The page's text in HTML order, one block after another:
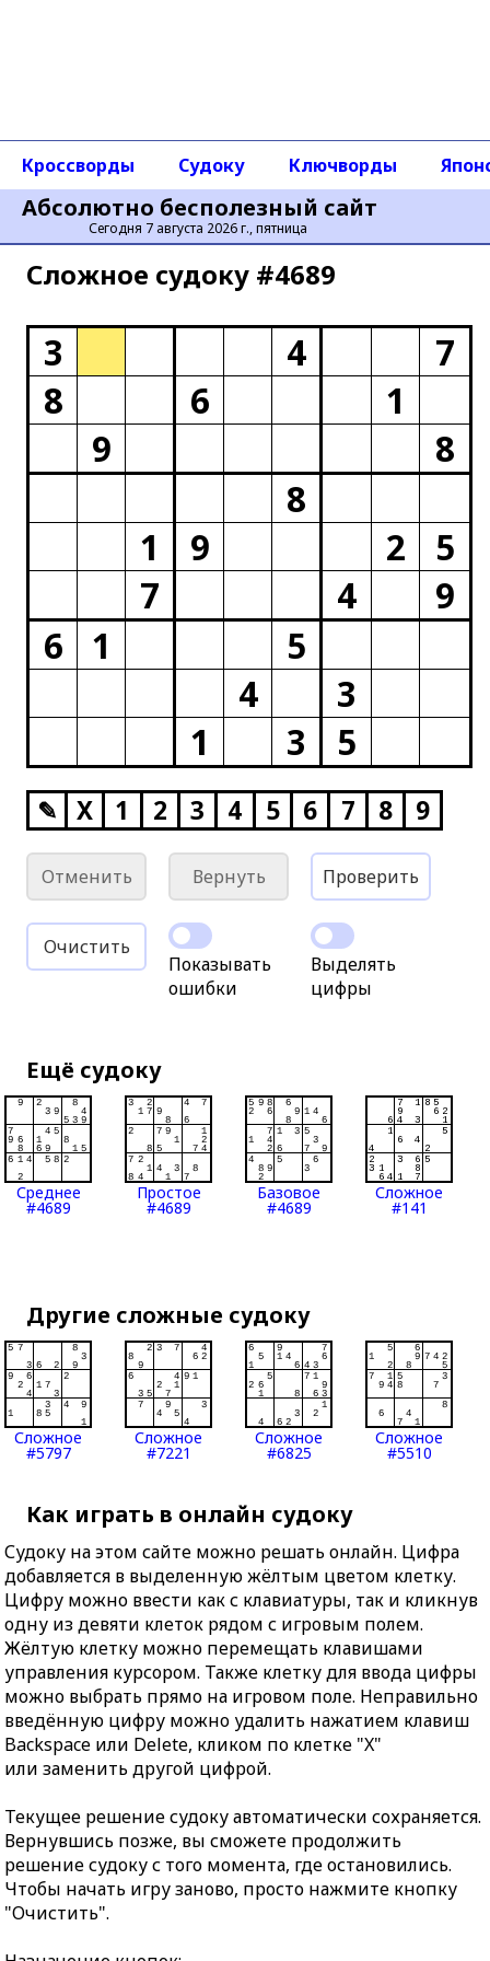
Абсолютно бесполезный сайт
Сегодня 7 августа 2026 г., пятница
Кроссворды Судоку Ключворды
Сложное cудоку #4689
3 4
7
8
6
1
9
8
8
1
9 2
5
7
4
9
6
1
5
4
3
1
3 5
✎ X 1 2 3 4 5 6 7 8 9
Отменить Вернуть Проверить
Очистить
Показывать
ошибки
Выделять
цифры
Ещё судоку
Среднее
#4689
Простое
#4689
Базовое
#4689
Сложное
#141
Другие сложные судоку
Сложное
#5797
Сложное
#7221
Сложное
#6825
Сложное
#5510
Как играть в онлайн судоку
Судоку на этом сайте можно решать онлайн. Цифра
добавляется в выделенную жёлтым цветом клетку.
Цифру можно ввести как с клавиатуры, так и кликнув
одну из девяти клеток рядом с игровым полем.
Жёлтую клетку можно перемещать клавишами
управления курсором. Также клетку для ввода цифры
можно выбрать прямо на игровом поле. Неправильно
введённую цифру можно удалить нажатием клавиш
Backspace или Delete, кликом по клетке "X"
или заменить другой цифрой.
Текущее решение судоку автоматически сохраняется.
Вернувшись позже, вы сможете продолжить
решение судоку с того момента, где остановились.
Чтобы начать игру заново, просто нажмите кнопку
"Очистить".